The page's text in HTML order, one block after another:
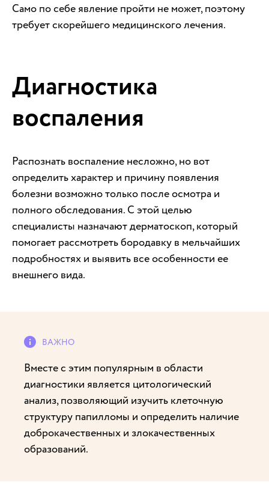
Само по себе явление пройти не может, поэтому
требует скорейшего медицинского лечения.
Диагностика
воспаления
Распознать воспаление несложно, но вот
определить характер и причину появления
болезни возможно только после осмотра и
полного обследования. С этой целью
специалисты назначают дерматоскоп, который
помогает рассмотреть бородавку в мельчайших
подробностях и выявить все особенности ее
внешнего вида.
Вместе с этим популярным в области
диагностики является цитологический
анализ, позволяющий изучить клеточную
структуру папилломы и определить наличие
доброкачественных и злокачественных
образований.